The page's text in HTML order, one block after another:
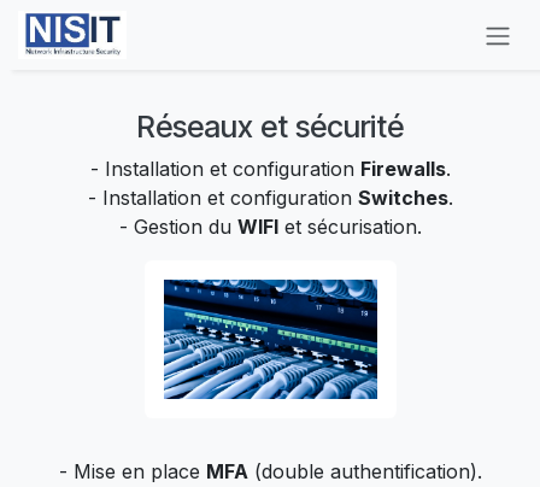
Se rendre au contenu
Réseaux et sécurité
- Installation et configuration Firewalls.
- Installation et configuration Switches.
- Gestion du WIFIet sécurisation.
- Mise en place MFA(double authentification).